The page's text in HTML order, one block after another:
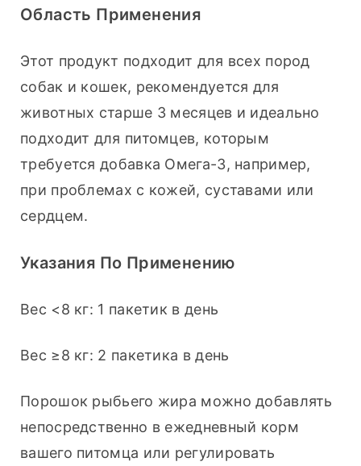
Область Применения
Этот продукт подходит для всех пород
собак и кошек, рекомендуется для
животных старше 3 месяцев и идеально
подходит для питомцев, которым
требуется добавка Омега-3, например,
при проблемах с кожей, суставами или
сердцем.
Указания По Применению
Вес <8 кг: 1 пакетик в день
Вес ≥8 кг: 2 пакетика в день
Порошок рыбьего жира можно добавлять
непосредственно в ежедневный корм
вашего питомца или регулировать